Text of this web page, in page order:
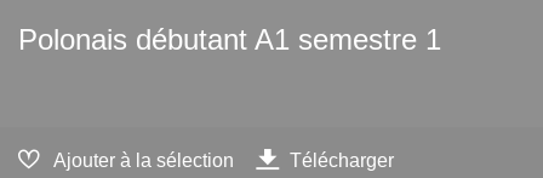
Polonais débutant A1 semestre 1
Ajouter à la sélection Télécharger